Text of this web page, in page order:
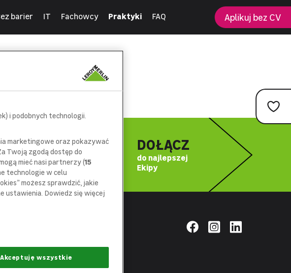
barier IT Fachowcy Praktyki FAQ Aplikuj bez CV
SIĘ DOŁĄCZ
do najlepszej
Ekipy
i podobnych technologii.
marketingowe oraz pokazywać
Twoją zgodą dostęp do
mieć nasi partnerzy (15
technologie w celu
możesz sprawdzić, jakie
Dowiedz się więcej
Akceptuję wszystkie